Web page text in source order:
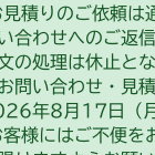
ション FIG4 アクス
YCS
ション FIG4 アク
ション FIG4 アク
YCV/
見積りのご依頼は
合わせへのご返
の処理は休止と
問い合わせ・見
年8月17日（
様にはご不便を